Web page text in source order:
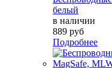
белый
в наличии
889 руб
Подробнее